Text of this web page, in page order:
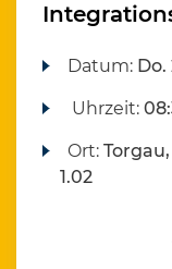
Datum: Do.
Uhrzeit:
Ort:
1.02